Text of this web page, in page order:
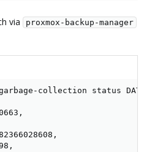
via proxmox-backup-manager
garbage-collection status